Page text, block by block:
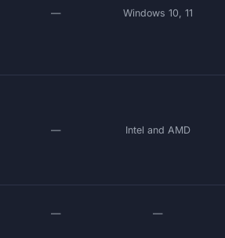
— Windows 10, 11
— Intel and AMD
— —